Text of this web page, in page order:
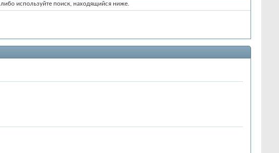
используйте поиск, находящийся ниже.